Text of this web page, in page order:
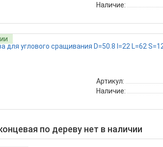
Наличие:
Артикул:
Наличие:
по дереву нет в наличии